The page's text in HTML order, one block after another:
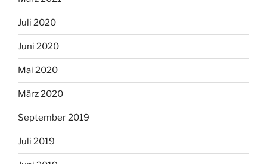
Juli 2020
Juni 2020
Mai 2020
März 2020
September 2019
Juli 2019